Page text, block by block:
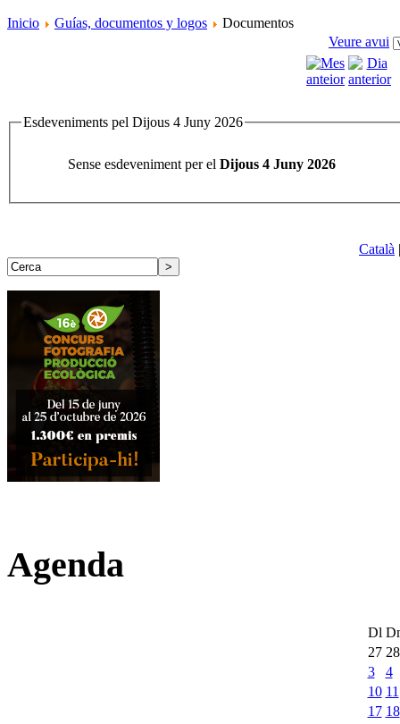
Inicio Guías, documentos y logos
Documentos
Veure avui
Esdeveniments pel Dijous 4 Juny 2026
Sense esdeveniment per el Dijous 4 Juny 2026
Català
Agenda
Dl
27 28
3
4
10 11
17 18